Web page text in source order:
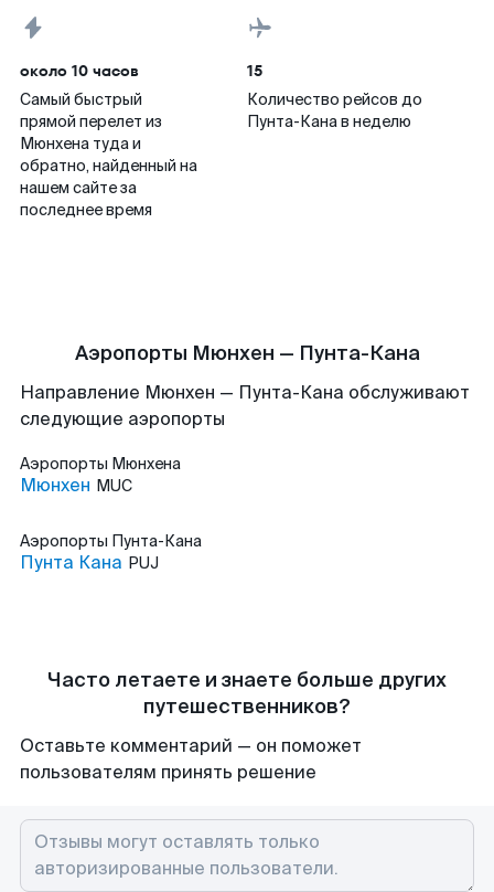
около 10 часов
Самый быстрый
прямой перелет из
Мюнхена туда и
обратно, найденный на
нашем сайте за
последнее время
15
Количество рейсов до
Пунта-Кана в неделю
Аэропорты Мюнхен — Пунта-Кана
Направление Мюнхен — Пунта-Кана обслуживают
следующие аэропорты
Аэропорты Мюнхена
Мюнхен MUC
Аэропорты Пунта-Кана
Пунта Кана PUJ
Часто летаете и знаете больше других
путешественников?
Оставьте комментарий — он поможет
пользователям принять решение